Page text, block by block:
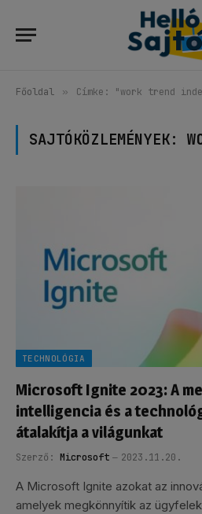
Főoldal » Címke: "work trend
SAJTÓKÖZLEMÉNYEK:
TECHNOLÓGIA
Microsoft Ignite 2023: A
intelligencia és a
átalakítja a világunkat
Szerző: Microsoft 2023.11.20.
A Microsoft Ignite azokat az
amelyek megkönnyítik az